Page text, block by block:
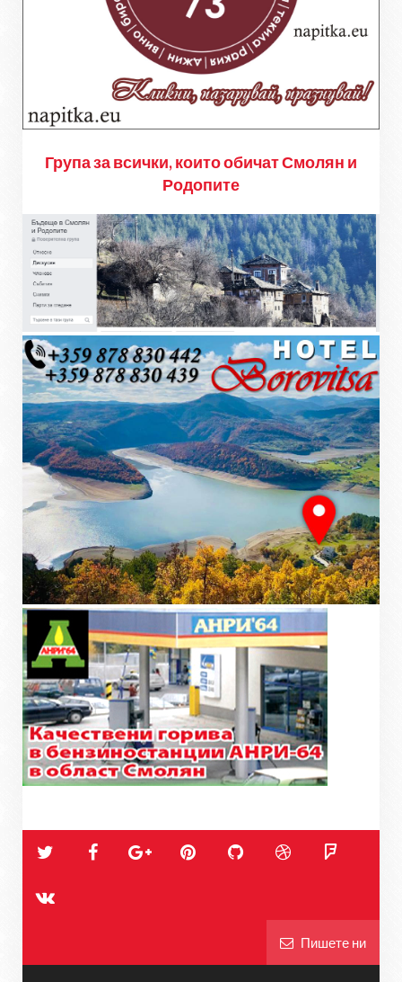
Група за всички, които обичат Смолян и
Родопите
Пишете ни